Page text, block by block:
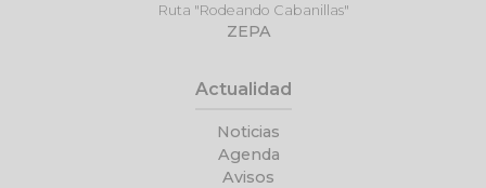
Ruta "Rodeando Cabanillas"
ZEPA
Actualidad
Noticias
Agenda
Avisos